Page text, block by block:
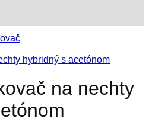
na nechty